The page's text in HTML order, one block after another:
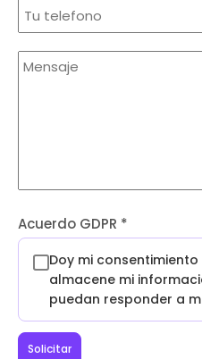
Acuerdo GDPR *
Doy mi
almacene mi
puedan responder a
Solicitar